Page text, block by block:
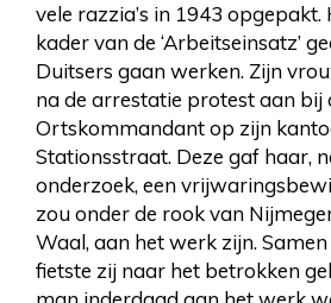
vele razzia’s in 1943
kader van de ‘Arbeitseinsatz’
Duitsers gaan werken. Zijn
na de arrestatie protest aan bij
Ortskommandant op zijn
Stationsstraat. Deze gaf haar,
onderzoek, een
zou onder de rook van
Waal, aan het werk zijn.
fietste zij naar het betrokken